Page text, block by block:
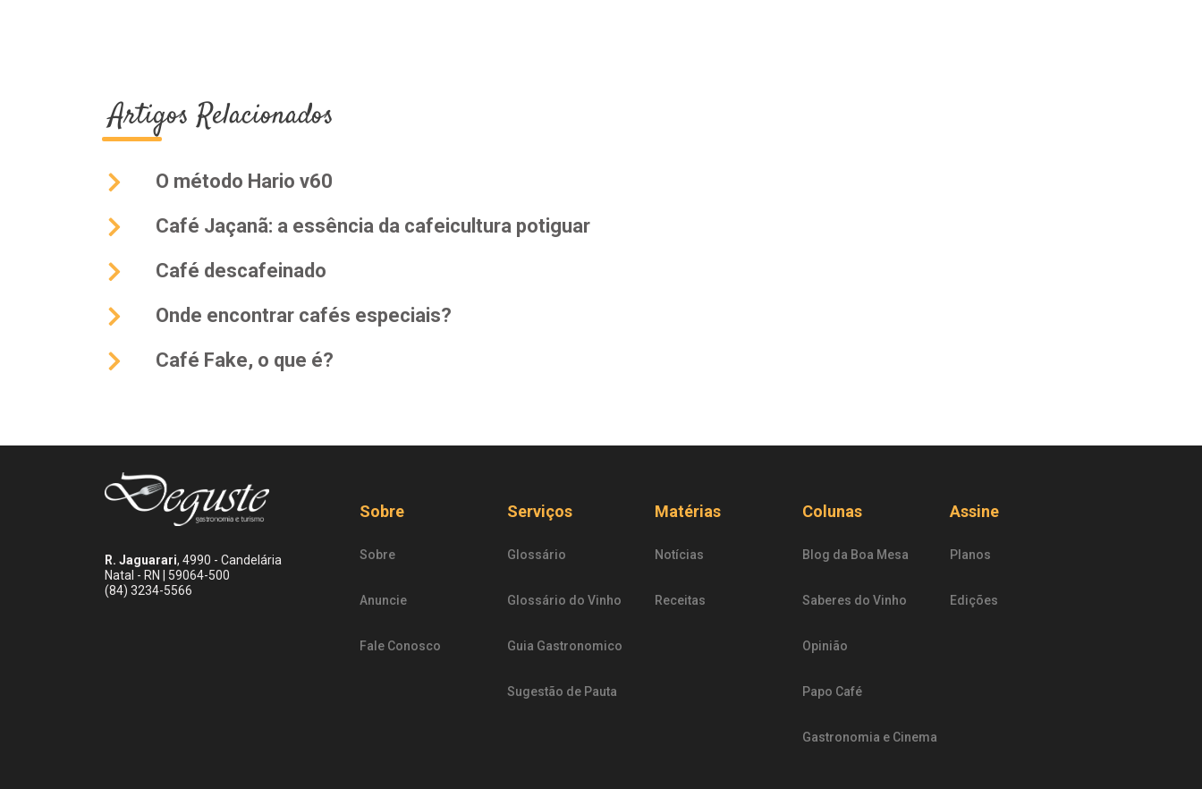
Artigos Relacionados
O método Hario v60
Café Jaçanã: a essência da cafeicultura potiguar
Café descafeinado
Onde encontrar cafés especiais?
Café Fake, o que é?
R. Jaguarari, 4990 - Candelária
Natal - RN | 59064-500
(84) 3234-5566
Sobre
Sobre
Anuncie
Fale Conosco
Serviços
Glossário
Glossário do Vinho
Guia Gastronomico
Sugestão de Pauta
Matérias
Notícias
Receitas
Colunas
Blog da Boa Mesa
Saberes do Vinho
Opinião
Papo Café
Gastronomia e Cinema
Assine
Planos
Edições